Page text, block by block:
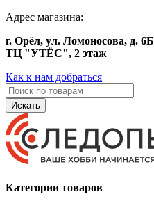
Адрес магазина:
г. Орёл, ул. Ломоносова, д. 6Б
ТЦ "УТЁС", 2 этаж
Как к нам добраться
Искать
Категории товаров